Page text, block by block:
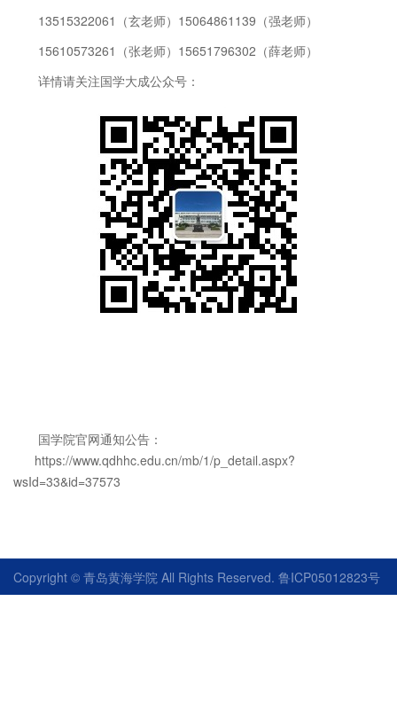
13515322061（玄老师）15064861139（强老师）
15610573261（张老师）15651796302（薛老师）
详情请关注国学大成公众号：
国学院官网通知公告：
https://www.qdhhc.edu.cn/mb/1/p_detail.aspx?
wsId=33&id=37573
Copyright © 青岛黄海学院 All Rights Reserved. 鲁ICP05012823号